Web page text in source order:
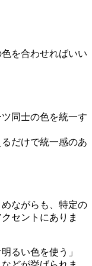
を合わせればいい
同士の色を統一す
だけで統一感のあ
ながらも、特定の
セントにありま
るい色を使う」